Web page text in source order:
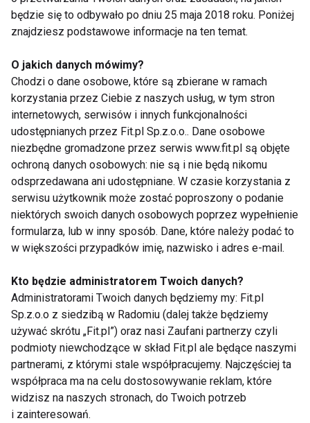
Brzuch
Top 5 ćwiczeń na
płaski brzuch
10 ćwiczeń na płaski
brzuch jesienią
Dieta na płaski brzuch:
jak szybko zgubić
„oponkę”?
Jak spalić tłuszcz z
brzucha?
będzie się to odbywało po dniu 25 maja 2018 roku. Poniżej
znajdziesz podstawowe informacje na ten temat.
O jakich danych mówimy?
Chodzi o dane osobowe, które są zbierane w ramach
korzystania przez Ciebie z naszych usług, w tym stron
internetowych, serwisów i innych funkcjonalności
udostępnianych przez Fit.pl Sp.z.o.o.. Dane osobowe
niezbędne gromadzone przez serwis www.fit.pl są objęte
ochroną danych osobowych: nie są i nie będą nikomu
odsprzedawana ani udostępniane. W czasie korzystania z
serwisu użytkownik może zostać poproszony o podanie
niektórych swoich danych osobowych poprzez wypełnienie
formularza, lub w inny sposób. Dane, które należy podać to
w większości przypadków imię, nazwisko i adres e-mail.
Kto będzie administratorem Twoich danych?
Administratorami Twoich danych będziemy my: Fit.pl
Sp.z.o.o z siedzibą w Radomiu (dalej także będziemy
używać skrótu „Fit.pl”) oraz nasi Zaufani partnerzy czyli
podmioty niewchodzące w skład Fit.pl ale będące naszymi
partnerami, z którymi stale współpracujemy. Najczęściej ta
współpraca ma na celu dostosowywanie reklam, które
widzisz na naszych stronach, do Twoich potrzeb
i zainteresowań.